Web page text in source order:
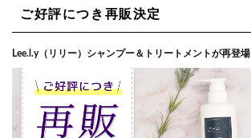
ご好評につき再販決定
Lee.l.y（リリー）シャンプー＆トリートメントが再登場